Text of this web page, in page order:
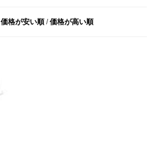
価格が安い順 /価格が高い順